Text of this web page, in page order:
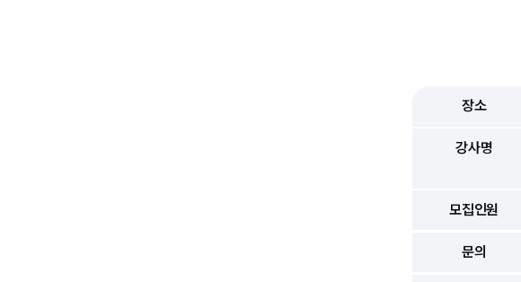
장소
강사명
모집인원
문의